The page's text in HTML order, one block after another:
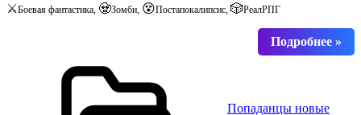
⚔️Боевая фантастика, 🧟Зомби, 😵Постапокалипсис, 🎲РеалРПГ
Попаданцы новые